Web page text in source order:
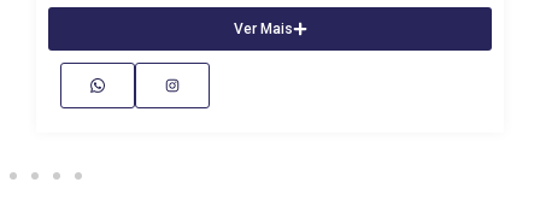
Ver Mais